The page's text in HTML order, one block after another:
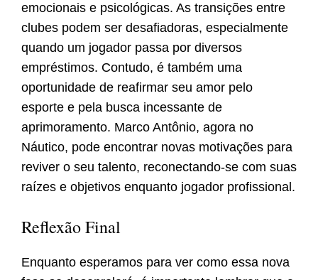
emocionais e psicológicas. As transições entre
clubes podem ser desafiadoras, especialmente
quando um jogador passa por diversos
empréstimos. Contudo, é também uma
oportunidade de reafirmar seu amor pelo
esporte e pela busca incessante de
aprimoramento. Marco Antônio, agora no
Náutico, pode encontrar novas motivações para
reviver o seu talento, reconectando-se com suas
raízes e objetivos enquanto jogador profissional.
Reflexão Final
Enquanto esperamos para ver como essa nova